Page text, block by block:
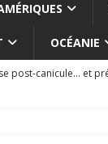
OCÉANIE
post-canicule… et